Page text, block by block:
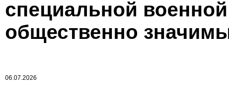
специальной
общественно
06.07.2026